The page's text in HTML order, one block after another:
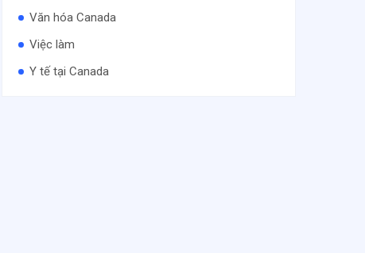
Văn hóa Canada
Việc làm
Y tế tại Canada